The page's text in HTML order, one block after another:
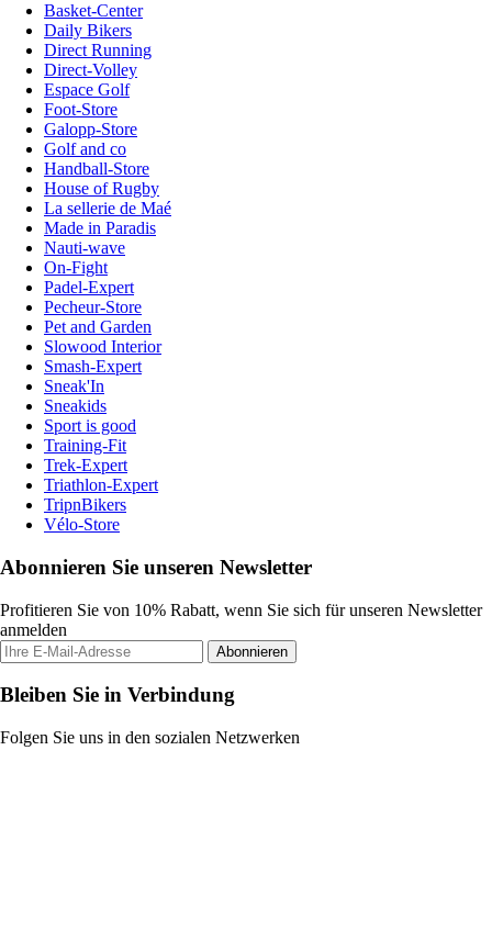
Basket-Center
Daily Bikers
Direct Running
Direct-Volley
Espace Golf
Foot-Store
Galopp-Store
Golf and co
Handball-Store
House of Rugby
La sellerie de Maé
Made in Paradis
Nauti-wave
On-Fight
Padel-Expert
Pecheur-Store
Pet and Garden
Slowood Interior
Smash-Expert
Sneak'In
Sneakids
Sport is good
Training-Fit
Trek-Expert
Triathlon-Expert
TripnBikers
Vélo-Store
Abonnieren Sie unseren Newsletter
Profitieren Sie von 10% Rabatt, wenn Sie sich für unseren Newsletter
anmelden
Abonnieren
Bleiben Sie in Verbindung
Folgen Sie uns in den sozialen Netzwerken